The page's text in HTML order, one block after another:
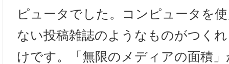
ピュータでした。コンピュータを
ない投稿雑誌のようなものがつく
けです。「無限のメディアの面積